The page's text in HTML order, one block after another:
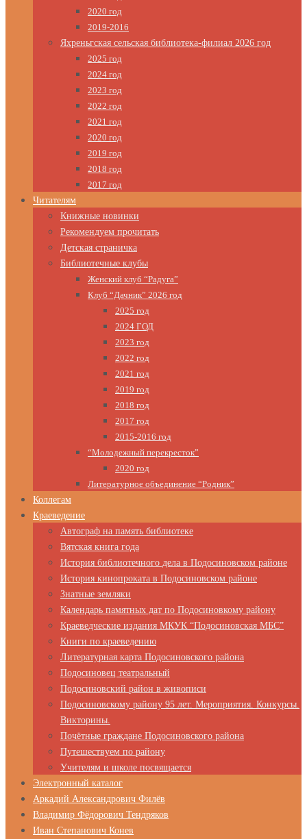
2020 год
2019-2016
Яхреньгская сельская библиотека-филиал 2026 год
2025 год
2024 год
2023 год
2022 год
2021 год
2020 год
2019 год
2018 год
2017 год
Читателям
Книжные новинки
Рекомендуем прочитать
Детская страничка
Библиотечные клубы
Женский клуб “Радуга”
Клуб “Дачник” 2026 год
2025 год
2024 ГОД
2023 год
2022 год
2021 год
2019 год
2018 год
2017 год
2015-2016 год
“Молодежный перекресток”
2020 год
Литературное объединение “Родник”
Коллегам
Краеведение
Автограф на память библиотеке
Вятская книга года
История библиотечного дела в Подосиновском районе
История кинопроката в Подосиновском районе
Знатные земляки
Календарь памятных дат по Подосиновкому району
Краеведческие издания МКУК “Подосиновская МБС”
Книги по краеведению
Литературная карта Подосиновского района
Подосиновец театральный
Подосиновский район в живописи
Подосиновскому району 95 лет. Мероприятия. Конкурсы.
Викторины.
Почётные граждане Подосиновского района
Путешествуем по району
Учителям и школе посвящается
Электронный каталог
Аркадий Александрович Филёв
Владимир Фёдорович Тендряков
Иван Степанович Конев